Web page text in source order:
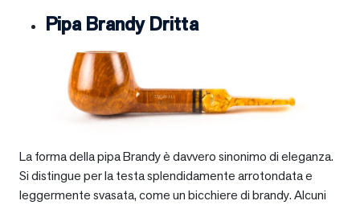
Pipa Brandy Dritta
La forma della pipa Brandy è davvero sinonimo di eleganza.
Si distingue per la testa splendidamente arrotondata e
leggermente svasata, come un bicchiere di brandy. Alcuni